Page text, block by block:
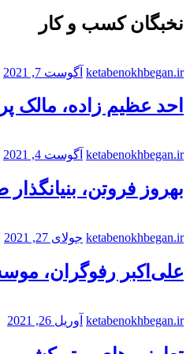
نخبگان کسب و کار
ketabenokhbegan.ir آگوست 7, 2021
احد عظیم زاده، مالک
ketabenokhbegan.ir آگوست 4, 2021
بهروز فروتن، بنیانگذار
ketabenokhbegan.ir جولای 27, 2021
علی‌اکبر رفوگران،
ketabenokhbegan.ir آوریل 26, 2021